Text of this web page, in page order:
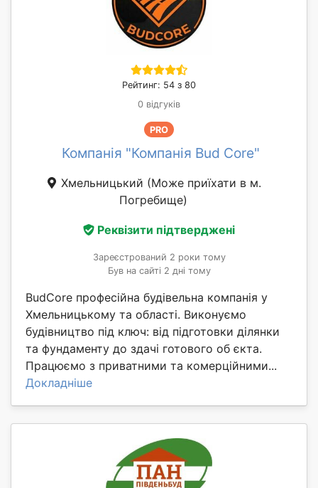
Рейтинг: 54 з 80
0 відгуків
PRO
Компанія "Компанія Bud Core"
Хмельницький (Може приїхати в м.
Погребище)
Реквізити підтверджені
Зареєстрований 2 роки тому
Був на сайті 2 дні тому
BudCore професійна будівельна компанія у
Хмельницькому та області. Виконуємо
будівництво під ключ: від підготовки ділянки
та фундаменту до здачі готового об єкта.
Працюємо з приватними та комерційними...
Докладніше